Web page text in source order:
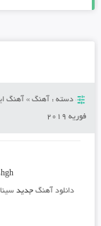
دسته : آهنگ» آهنگ
فوریه 2019
دانلود آهنگجدید